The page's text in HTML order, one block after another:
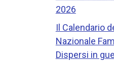
2026
Il Calendario
Nazionale
Dispersi in